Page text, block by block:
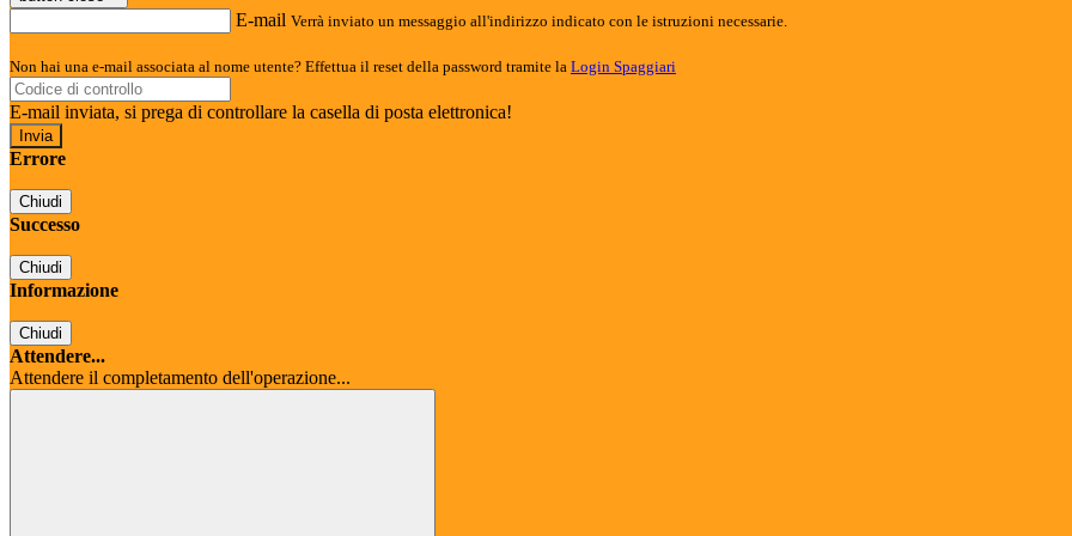
E-mail Verrà inviato un messaggio all'indirizzo indicato con le istruzioni necessarie.
Non hai una e-mail associata al nome utente? Effettua il reset della password tramite la Login Spaggiari
E-mail inviata, si prega di controllare la casella di posta elettronica!
Errore
Chiudi
Successo
Chiudi
Informazione
Chiudi
Attendere...
Attendere il completamento dell'operazione...